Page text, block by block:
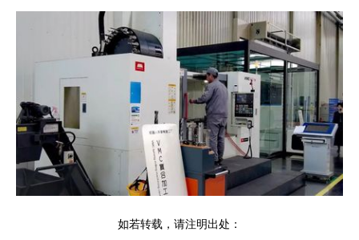
如若转载，请注明出处：